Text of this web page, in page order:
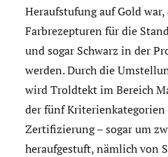
Heraufstufung auf Gold
Farbrezepturen für die
und sogar Schwarz in der
werden. Durch die
wird Troldtekt im Bereich
der fünf
Zertifizierung – sogar um
heraufgestuft, nämlich von